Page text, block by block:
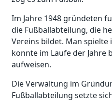
Im Jahre 1948 gründeten
die Fußballabteilung, die
Vereins bildet. Man spielte
konnte im Laufe der Jahre
aufweisen.
Die Verwaltung im
Fußballabteilung setzte